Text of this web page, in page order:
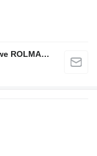
Przedsiębiorstwo Produkcyjno-Handlowe ROLMAPOL Marcin Dziekan